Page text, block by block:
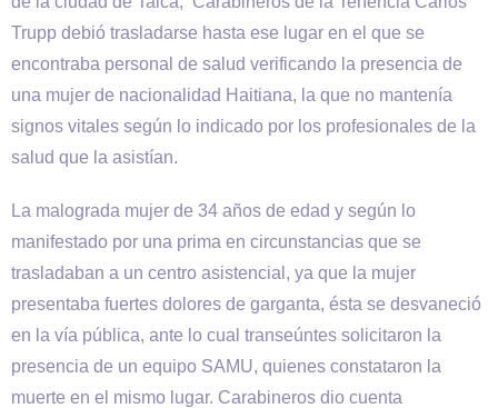
Trupp debió trasladarse hasta ese lugar en el que se
encontraba personal de salud verificando la presencia de
una mujer de nacionalidad Haitiana, la que no mantenía
signos vitales según lo indicado por los profesionales de la
salud que la asistían.
La malograda mujer de 34 años de edad y según lo
manifestado por una prima en circunstancias que se
trasladaban a un centro asistencial, ya que la mujer
presentaba fuertes dolores de garganta, ésta se desvaneció
en la vía pública, ante lo cual transeúntes solicitaron la
presencia de un equipo SAMU, quienes constataron la
muerte en el mismo lugar. Carabineros dio cuenta